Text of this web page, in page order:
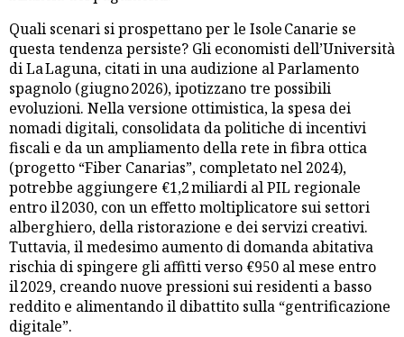
Quali scenari si prospettano per le Isole Canarie se
questa tendenza persiste? Gli economisti dell’Università
di La Laguna, citati in una audizione al Parlamento
spagnolo (giugno 2026), ipotizzano tre possibili
evoluzioni. Nella versione ottimistica, la spesa dei
nomadi digitali, consolidata da politiche di incentivi
fiscali e da un ampliamento della rete in fibra ottica
(progetto “Fiber Canarias”, completato nel 2024),
potrebbe aggiungere €1,2 miliardi al PIL regionale
entro il 2030, con un effetto moltiplicatore sui settori
alberghiero, della ristorazione e dei servizi creativi.
Tuttavia, il medesimo aumento di domanda abitativa
rischia di spingere gli affitti verso €950 al mese entro
il 2029, creando nuove pressioni sui residenti a basso
reddito e alimentando il dibattito sulla “gentrificazione
digitale”.